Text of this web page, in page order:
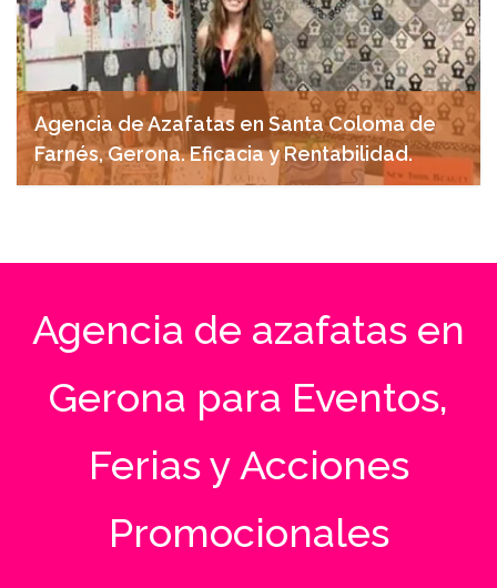
Agencia de Azafatas en Santa Coloma de
Farnés, Gerona. Eficacia y Rentabilidad.
Agencia de azafatas en
Gerona para Eventos,
Ferias y Acciones
Promocionales